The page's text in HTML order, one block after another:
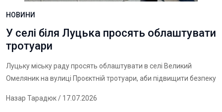
НОВИНИ
У селі біля Луцька просять облаштувати
тротуари
Луцьку міську раду просять облаштувати в селі Великий
Омеляник на вулиці Проєктній тротуари, аби підвищити безпеку
Назар Тарадюк/ 17.07.2026